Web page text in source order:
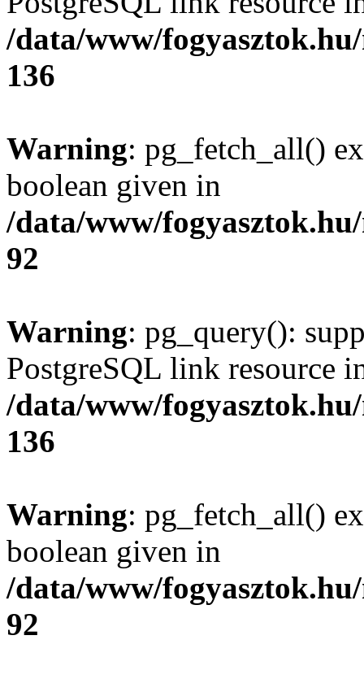
/data/www/
136
Warning: pg_fetch_all()
boolean given in
/data/www/
92
Warning: pg_query():
PostgreSQL link resource
/data/www/
136
Warning: pg_fetch_all()
boolean given in
/data/www/
92